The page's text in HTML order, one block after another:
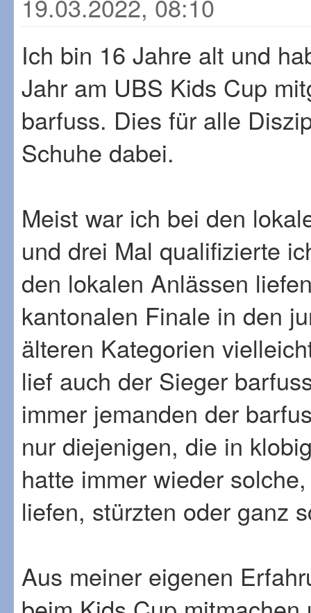
19.03.2022, 08:10
Ich bin 16 Jahre alt und
Jahr am UBS Kids Cup
barfuss. Dies für alle
Schuhe dabei.
Meist war ich bei den
und drei Mal qualifizierte
den lokalen Anlässen
kantonalen Finale in den
älteren Kategorien
lief auch der Sieger
immer jemanden der
nur diejenigen, die in
hatte immer wieder
liefen, stürzten oder ganz
Aus meiner eigenen